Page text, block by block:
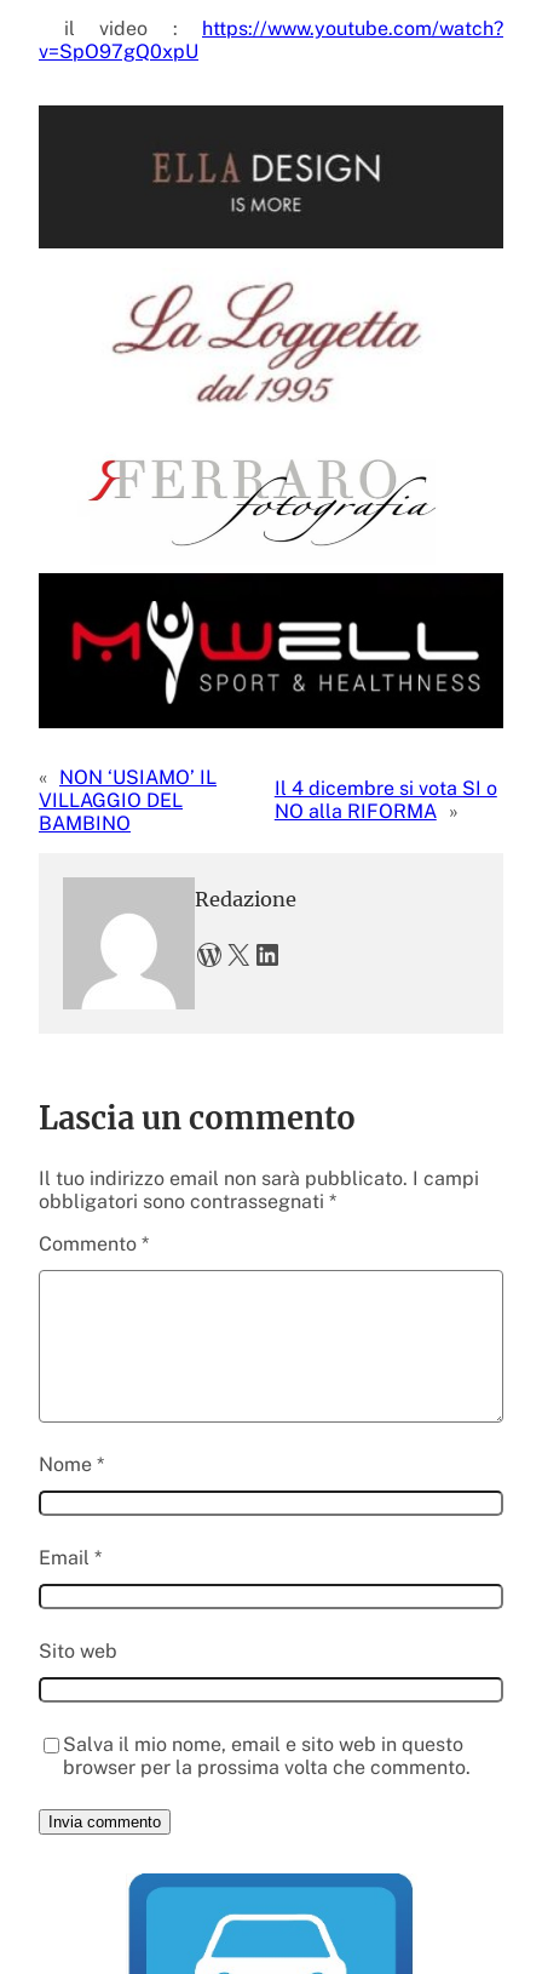
il video :
https://www.youtube.com/watch?
v=SpO97gQ0xpU
« NON ‘USIAMO’ IL
VILLAGGIO DEL
BAMBINO
Il 4 dicembre si vota SI o
NO alla RIFORMA »
Redazione
WordPress X LinkedIn
Lascia un commento
Il tuo indirizzo email non sarà pubblicato. I campi
obbligatori sono contrassegnati *
Commento *
Nome *
Email *
Sito web
Salva il mio nome, email e sito web in questo
browser per la prossima volta che commento.